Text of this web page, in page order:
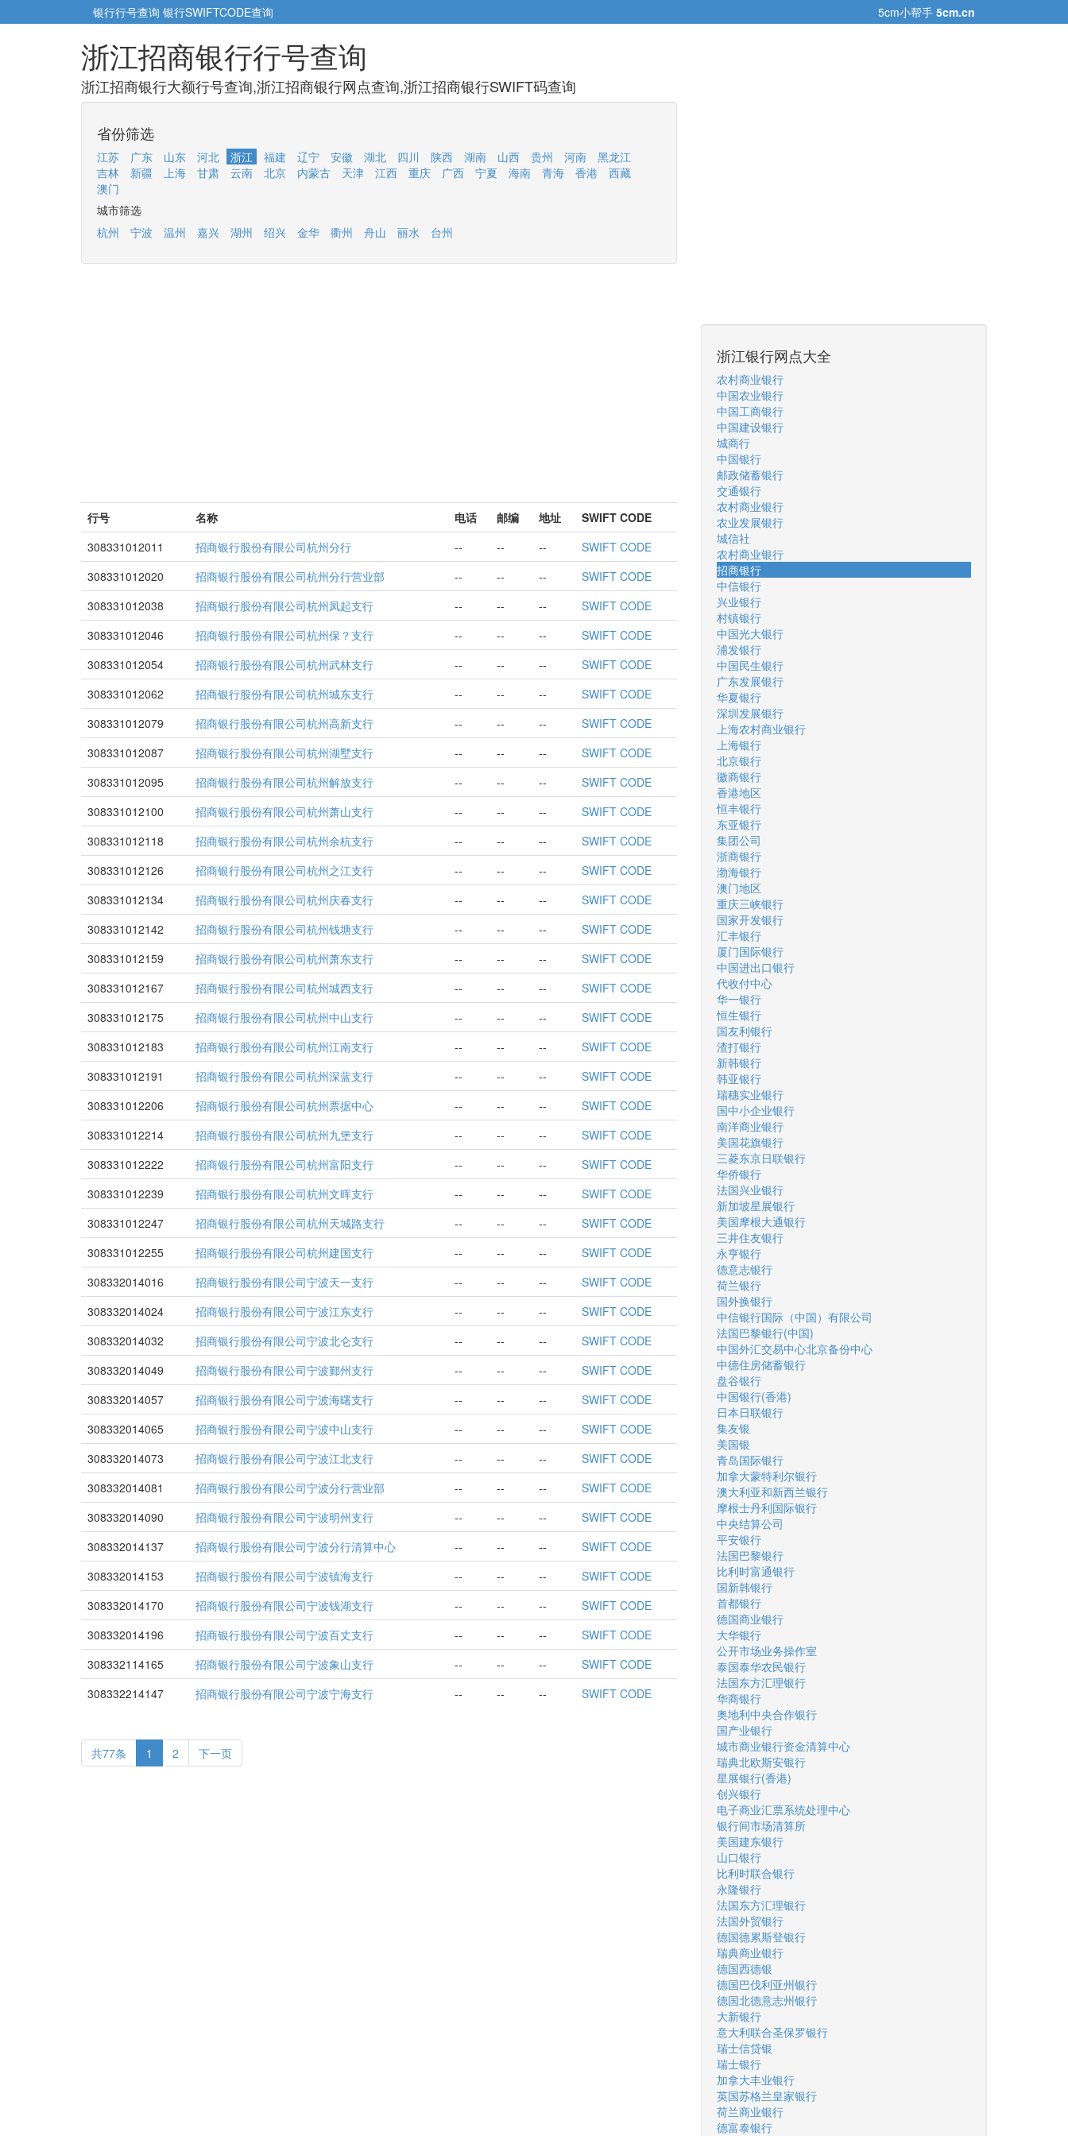
银行行号查询 银行SWIFTCODE查询 5cm小帮手 5cm.cn
浙江招商银行行号查询
浙江招商银行大额行号查询,浙江招商银行网点查询,浙江招商银行SWIFT码查询
省份筛选
江苏 广东 山东 河北 浙江 福建 辽宁 安徽 湖北 四川 陕西 湖南 山西 贵州 河南
黑龙江
吉林
新疆 上海 甘肃 云南 北京 内蒙古 天津 江西 重庆 广西 宁夏 海南 青海 香港
西藏
澳门
城市筛选
杭州
宁波 温州 嘉兴 湖州 绍兴 金华 衢州 舟山 丽水 台州
行号 名称 电话 邮编 地址
SWIFT CODE
308331012011
招商银行股份有限公司杭州分行 -- -- --
SWIFT CODE
308331012020
招商银行股份有限公司杭州分行营业部 -- -- --
SWIFT CODE
308331012038
招商银行股份有限公司杭州凤起支行 -- -- --
SWIFT CODE
308331012046
招商银行股份有限公司杭州保？支行 -- -- --
SWIFT CODE
308331012054
招商银行股份有限公司杭州武林支行 -- -- --
SWIFT CODE
308331012062
招商银行股份有限公司杭州城东支行 -- -- --
SWIFT CODE
308331012079
招商银行股份有限公司杭州高新支行 -- -- --
SWIFT CODE
308331012087
招商银行股份有限公司杭州湖墅支行 -- -- --
SWIFT CODE
308331012095
招商银行股份有限公司杭州解放支行 -- -- --
SWIFT CODE
308331012100
招商银行股份有限公司杭州萧山支行 -- -- --
SWIFT CODE
308331012118
招商银行股份有限公司杭州余杭支行 -- -- --
SWIFT CODE
308331012126
招商银行股份有限公司杭州之江支行 -- -- --
SWIFT CODE
308331012134
招商银行股份有限公司杭州庆春支行 -- -- --
SWIFT CODE
308331012142
招商银行股份有限公司杭州钱塘支行 -- -- --
SWIFT CODE
308331012159
招商银行股份有限公司杭州萧东支行 -- -- --
SWIFT CODE
308331012167
招商银行股份有限公司杭州城西支行 -- -- --
SWIFT CODE
308331012175
招商银行股份有限公司杭州中山支行 -- -- --
SWIFT CODE
308331012183
招商银行股份有限公司杭州江南支行 -- -- --
SWIFT CODE
308331012191
招商银行股份有限公司杭州深蓝支行 -- -- --
SWIFT CODE
308331012206
招商银行股份有限公司杭州票据中心 -- -- --
SWIFT CODE
308331012214
招商银行股份有限公司杭州九堡支行 -- -- --
SWIFT CODE
308331012222
招商银行股份有限公司杭州富阳支行 -- -- --
SWIFT CODE
308331012239
招商银行股份有限公司杭州文晖支行 -- -- --
SWIFT CODE
308331012247
招商银行股份有限公司杭州天城路支行 -- -- --
SWIFT CODE
308331012255
招商银行股份有限公司杭州建国支行 -- -- --
SWIFT CODE
308332014016
招商银行股份有限公司宁波天一支行 -- -- --
SWIFT CODE
308332014024
招商银行股份有限公司宁波江东支行 -- -- --
SWIFT CODE
308332014032
招商银行股份有限公司宁波北仑支行 -- -- --
SWIFT CODE
308332014049
招商银行股份有限公司宁波鄞州支行 -- -- --
SWIFT CODE
308332014057
招商银行股份有限公司宁波海曙支行 -- -- --
SWIFT CODE
308332014065
招商银行股份有限公司宁波中山支行 -- -- --
SWIFT CODE
308332014073
招商银行股份有限公司宁波江北支行 -- -- --
SWIFT CODE
308332014081
招商银行股份有限公司宁波分行营业部 -- -- --
SWIFT CODE
308332014090
招商银行股份有限公司宁波明州支行 -- -- --
SWIFT CODE
308332014137
招商银行股份有限公司宁波分行清算中心 -- -- --
SWIFT CODE
308332014153
招商银行股份有限公司宁波镇海支行 -- -- --
SWIFT CODE
308332014170
招商银行股份有限公司宁波钱湖支行 -- -- --
SWIFT CODE
308332014196
招商银行股份有限公司宁波百丈支行 -- -- --
SWIFT CODE
308332114165
招商银行股份有限公司宁波象山支行 -- -- --
SWIFT CODE
308332214147
招商银行股份有限公司宁波宁海支行 -- -- -- SWIFT CODE
共77条 1 2 下一页
浙江银行网点大全
农村商业银行
中国农业银行
中国工商银行
中国建设银行
城商行
中国银行
邮政储蓄银行
交通银行
农村商业银行
农业发展银行
城信社
农村商业银行
招商银行
中信银行
兴业银行
村镇银行
中国光大银行
浦发银行
中国民生银行
广东发展银行
华夏银行
深圳发展银行
上海农村商业银行
上海银行
北京银行
徽商银行
香港地区
恒丰银行
东亚银行
集团公司
浙商银行
渤海银行
澳门地区
重庆三峡银行
国家开发银行
汇丰银行
厦门国际银行
中国进出口银行
代收付中心
华一银行
恒生银行
国友利银行
渣打银行
新韩银行
韩亚银行
瑞穗实业银行
国中小企业银行
南洋商业银行
美国花旗银行
三菱东京日联银行
华侨银行
法国兴业银行
新加坡星展银行
美国摩根大通银行
三井住友银行
永亨银行
德意志银行
荷兰银行
国外换银行
中信银行国际（中国）有限公司
法国巴黎银行(中国)
中国外汇交易中心北京备份中心
中德住房储蓄银行
盘谷银行
中国银行(香港)
日本日联银行
集友银
美国银
青岛国际银行
加拿大蒙特利尔银行
澳大利亚和新西兰银行
摩根士丹利国际银行
中央结算公司
平安银行
法国巴黎银行
比利时富通银行
国新韩银行
首都银行
德国商业银行
大华银行
公开市场业务操作室
泰国泰华农民银行
法国东方汇理银行
华商银行
奥地利中央合作银行
国产业银行
城市商业银行资金清算中心
瑞典北欧斯安银行
星展银行(香港)
创兴银行
电子商业汇票系统处理中心
银行间市场清算所
美国建东银行
山口银行
比利时联合银行
永隆银行
法国东方汇理银行
法国外贸银行
德国德累斯登银行
瑞典商业银行
德国西德银
德国巴伐利亚州银行
德国北德意志州银行
大新银行
意大利联合圣保罗银行
瑞士信贷银
瑞士银行
加拿大丰业银行
英国苏格兰皇家银行
荷兰商业银行
德富泰银行